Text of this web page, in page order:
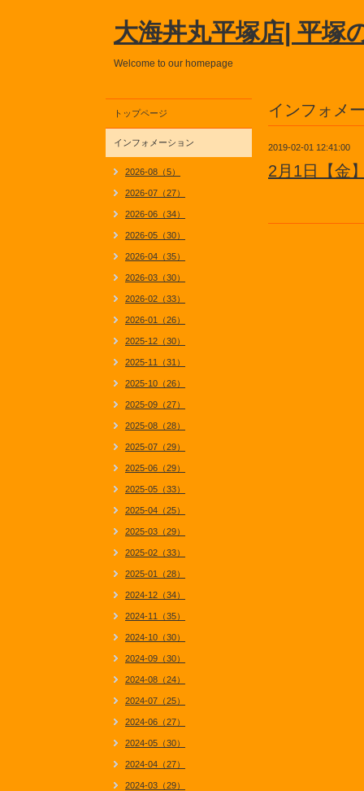
大海丼丸平塚店| 平塚
Welcome to our homepage
インフォメ
2019-02-01 12:41:00
2月1日【金
トップページ
インフォメーション
2026-08（5）
2026-07（27）
2026-06（34）
2026-05（30）
2026-04（35）
2026-03（30）
2026-02（33）
2026-01（26）
2025-12（30）
2025-11（31）
2025-10（26）
2025-09（27）
2025-08（28）
2025-07（29）
2025-06（29）
2025-05（33）
2025-04（25）
2025-03（29）
2025-02（33）
2025-01（28）
2024-12（34）
2024-11（35）
2024-10（30）
2024-09（30）
2024-08（24）
2024-07（25）
2024-06（27）
2024-05（30）
2024-04（27）
2024-03（29）